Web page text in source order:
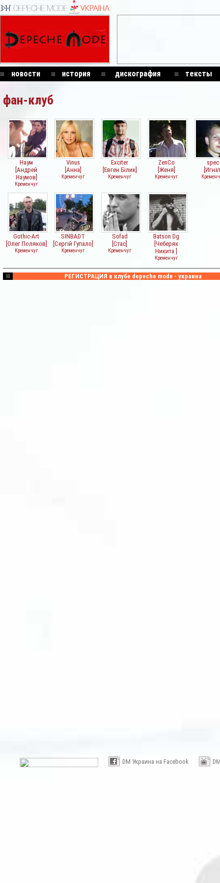
новости история дискография тексты
фан-клуб
Наум
[Андрей
Наумов]
Кременчуг
Vinus
[Анна]
Кременчуг
Exciter
[Евген Білик]
Кременчуг
ZenCo
[Женя]
Кременчуг
spec
Gothic-Art
[Олег Поляков]
Кременчуг
SINBADT
[Сергій Гупало]
Кременчуг
Sofad
[Стас]
Кременчуг
Batson Dg
[Чеберяк
Никита ]
Кременчуг
РЕГИСТРАЦИЯ в клубе depeche mode - украина
DM Украина на Facebook